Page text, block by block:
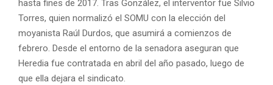
hasta fines de 2017. Tras González, el interventor fue Silvio
Torres, quien normalizó el SOMU con la elección del
moyanista Raúl Durdos, que asumirá a comienzos de
febrero. Desde el entorno de la senadora aseguran que
Heredia fue contratada en abril del año pasado, luego de
que ella dejara el sindicato.